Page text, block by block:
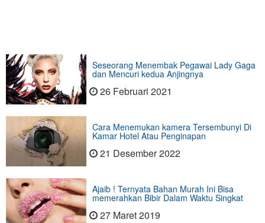
Seseorang Menembak Pegawai Lady Gaga
dan Mencuri kedua Anjingnya
26 Februari 2021
Cara Menemukan kamera Tersembunyi Di
Kamar Hotel Atau Penginapan
21 Desember 2022
Ajaib ! Ternyata Bahan Murah Ini Bisa
memerahkan Bibir Dalam Waktu Singkat
27 Maret 2019